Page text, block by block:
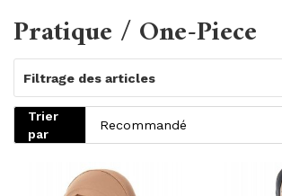
Pratique / One-Piece
Filtrage des articles
Trier
par